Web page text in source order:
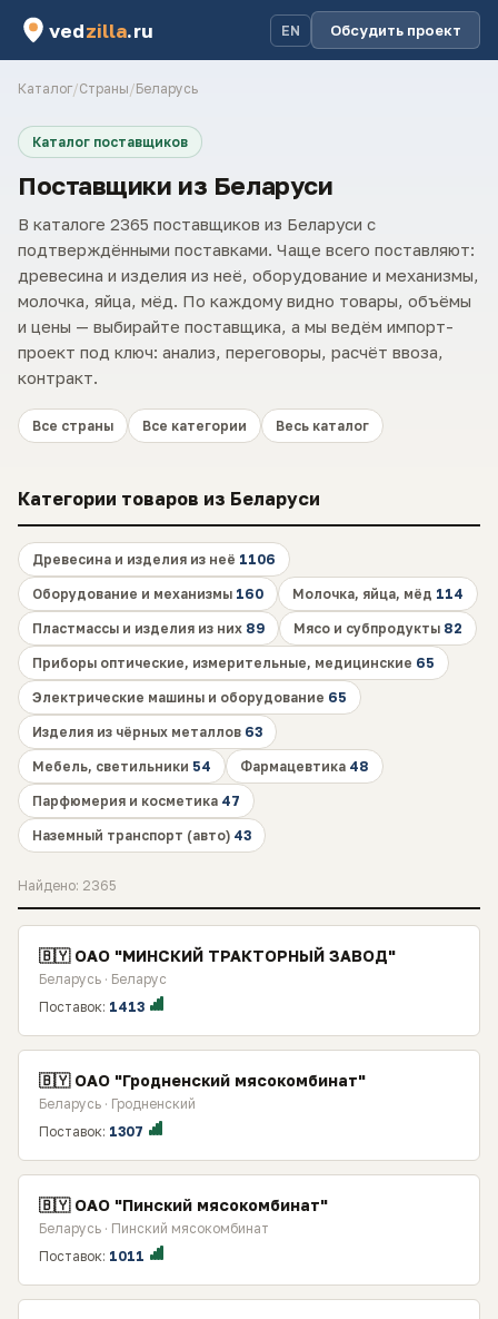
vedzilla.ru EN Обсудить проект
Каталог/Страны/Беларусь
Каталог поставщиков
Поставщики из Беларуси
В каталоге 2365 поставщиков из Беларуси с
подтверждёнными поставками. Чаще всего поставляют:
древесина и изделия из неё, оборудование и механизмы,
молочка, яйца, мёд. По каждому видно товары, объёмы
и цены — выбирайте поставщика, а мы ведём импорт-
проект под ключ: анализ, переговоры, расчёт ввоза,
контракт.
Все страны Все категории Весь каталог
Категории товаров из Беларуси
Древесина и изделия из неё 1106
Оборудование и механизмы 160 Молочка, яйца, мёд 114
Пластмассы и изделия из них 89 Мясо и субпродукты 82
Приборы оптические, измерительные, медицинские 65
Электрические машины и оборудование 65
Изделия из чёрных металлов 63
Мебель, светильники 54 Фармацевтика 48
Парфюмерия и косметика 47
Наземный транспорт (авто) 43
Найдено: 2365
🇧🇾 ОАО "МИНСКИЙ ТРАКТОРНЫЙ ЗАВОД"
Беларусь · Беларус
Поставок: 1413
🇧🇾 ОАО "Гродненский мясокомбинат"
Беларусь · Гродненский
Поставок: 1307
🇧🇾 OAO "Пинский мясокомбинат"
Беларусь · Пинский мясокомбинат
Поставок: 1011